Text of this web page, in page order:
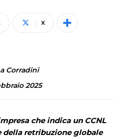
X
Corradini
2025
che indica un CCNL
della retribuzione globale